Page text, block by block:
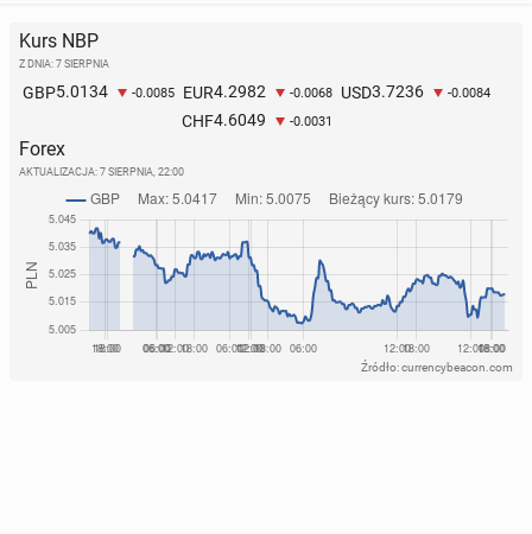
Kurs NBP
Z DNIA: 7 SIERPNIA
GBP5.0134 -0.0085 EUR4.2982 -0.0068 USD3.7236 -0.0084
CHF4.6049 -0.0031
Forex
AKTUALIZACJA: 7 SIERPNIA, 22:00
Źródło: currencybeacon.com